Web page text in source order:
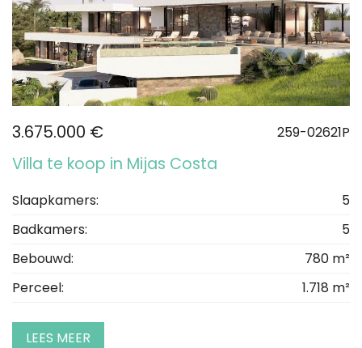
3.675.000 € 259-02621P
Villa te koop in Mijas Costa
Slaapkamers:
5
Badkamers:
5
Bebouwd:
780 m²
Perceel:
1.718 m²
LEES MEER